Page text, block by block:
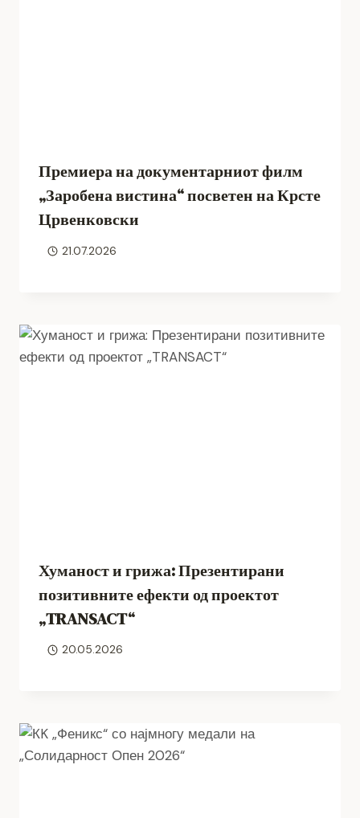
Премиера на документарниот филм
„Заробена вистина“ посветен на Крсте
Црвенковски
21.07.2026
Хуманост и грижа: Презентирани
позитивните ефекти од проектот
„TRANSACT“
20.05.2026